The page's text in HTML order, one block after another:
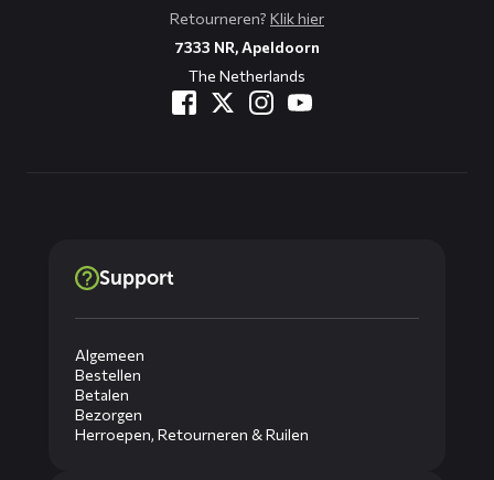
Retourneren? Klik hier
7333 NR, Apeldoorn
The Netherlands
Support
Algemeen
Bestellen
Betalen
Bezorgen
Herroepen, Retourneren & Ruilen